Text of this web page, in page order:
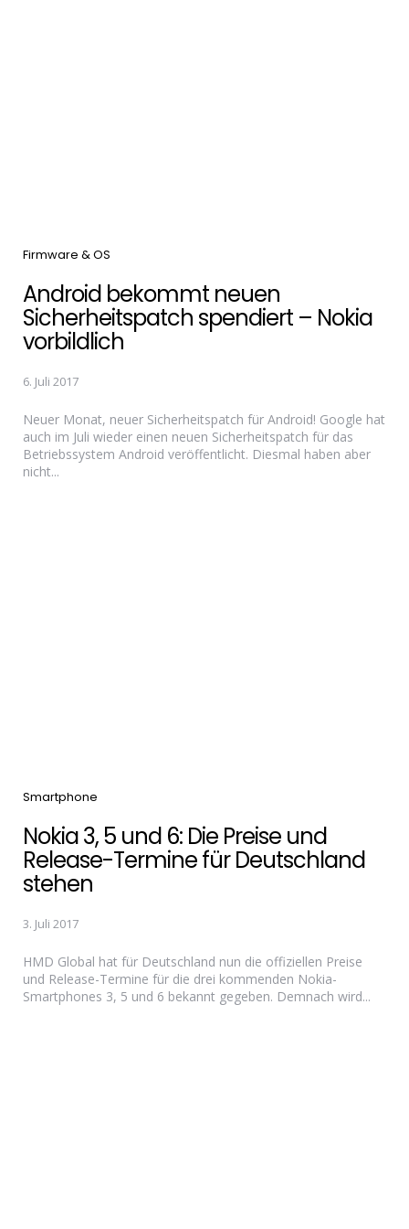
Categories
Firmware & OS
Android bekommt neuen
Sicherheitspatch spendiert – Nokia
vorbildlich
6. Juli 2017
Neuer Monat, neuer Sicherheitspatch für Android! Google hat
auch im Juli wieder einen neuen Sicherheitspatch für das
Betriebssystem Android veröffentlicht. Diesmal haben aber
nicht...
Categories
Smartphone
Nokia 3, 5 und 6: Die Preise und
Release-Termine für Deutschland
stehen
3. Juli 2017
HMD Global hat für Deutschland nun die offiziellen Preise
und Release-Termine für die drei kommenden Nokia-
Smartphones 3, 5 und 6 bekannt gegeben. Demnach wird...